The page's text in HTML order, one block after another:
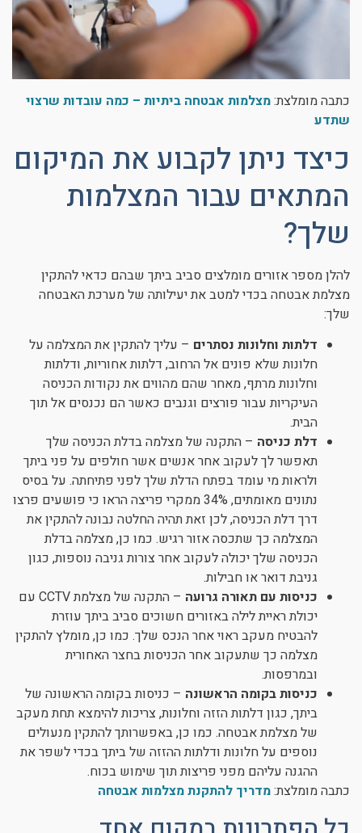
כתבה מומלצת:מצלמות אבטחה ביתיות – כמה עובדות שרצוי
שתדע
כיצד ניתן לקבוע את המיקום
המתאים עבור המצלמות
שלך?
להלן מספר אזורים מומלצים סביב ביתך שבהם כדאי להתקין
מצלמת אבטחה בכדי למטב את יעילותה של מערכת האבטחה
שלך:
דלתות וחלונות נסתרים – עליך להתקין את המצלמה על
חלונות שלא פונים אל הרחוב, דלתות אחוריות, ודלתות
וחלונות מרתף, מאחר שהם מהווים את נקודות הכניסה
העיקריות עבור פורצים וגנבים כאשר הם נכנסים אל תוך
הבית.
דלת כניסה – התקנה של מצלמה בדלת הכניסה שלך
תאפשר לך לעקוב אחר אנשים אשר חולפים על פני ביתך
ולראות מי עומד בפתח הדלת שלך לפני פתיחתה. על בסיס
נתונים מאומתים, 34% ממקרי פריצה הראו כי פושעים פרצו
דרך דלת הכניסה, לכן זאת תהיה החלטה נבונה להתקין את
המצלמה כך שתכסה אזור רגיש. כמו כן, מצלמה בדלת
הכניסה שלך יכולה לעקוב אחר צורות גניבה נוספות, כגון
גניבת דואר או חבילות.
כניסות עם תאורה גרועה
– התקנה של מצלמת CCTV עם
יכולת ראיית לילה באזורים חשוכים סביב ביתך עוזרת
להבטיח מעקב ראוי אחר הנכס שלך. כמו כן, מומלץ להתקין
מצלמה כך שתעקוב אחר הכניסות בחצר האחורית
ובמרפסות.
כניסות בקומה הראשונה – כניסות בקומה הראשונה של
ביתך, כגון דלתות הזזה וחלונות, צריכות להימצא תחת מעקב
של מצלמת אבטחה. כמו כן, באפשרותך להתקין מנעולים
נוספים על חלונות ודלתות ההזזה של ביתך בכדי לשפר את
ההגנה עליהם מפני פריצות תוך שימוש בכוח.
כתבה מומלצת:מדריך להתקנת מצלמות אבטחה